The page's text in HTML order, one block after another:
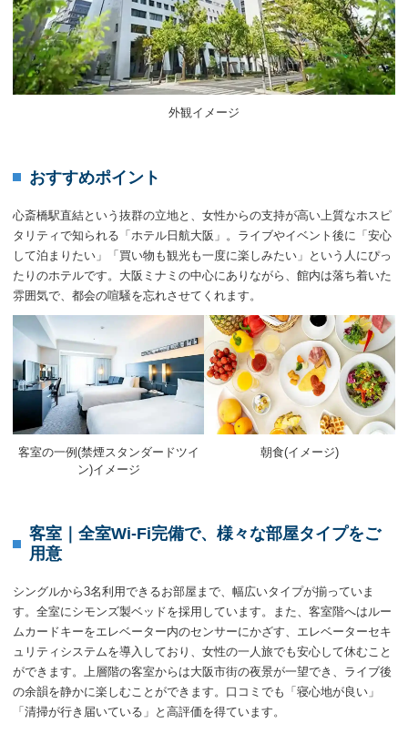
外観イメージ
おすすめポイント
心斎橋駅直結という抜群の立地と、女性からの支持が高い上質なホスピ
タリティで知られる「ホテル日航大阪」。ライブやイベント後に「安心
して泊まりたい」「買い物も観光も一度に楽しみたい」という人にぴっ
たりのホテルです。大阪ミナミの中心にありながら、館内は落ち着いた
雰囲気で、都会の喧騒を忘れさせてくれます。
客室の一例(禁煙スタンダードツイ
ン)イメージ
朝食(イメージ)
客室｜全室Wi-Fi完備で、様々な部屋タイプをご
用意
シングルから3名利用できるお部屋まで、幅広いタイプが揃っていま
す。全室にシモンズ製ベッドを採用しています。また、客室階へはルー
ムカードキーをエレベーター内のセンサーにかざす、エレベーターセキ
ュリティシステムを導入しており、女性の一人旅でも安心して休むこと
ができます。上層階の客室からは大阪市街の夜景が一望でき、ライブ後
の余韻を静かに楽しむことができます。口コミでも「寝心地が良い」
「清掃が行き届いている」と高評価を得ています。